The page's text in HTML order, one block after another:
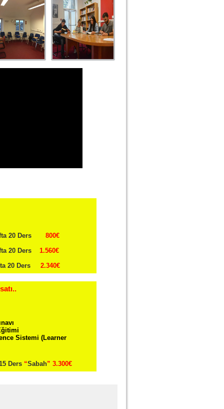
20 Ders 800€
20 Ders
1.560€
20 Ders
2.340€
Sistemi (Learner
Ders “Sabah” 3.300€